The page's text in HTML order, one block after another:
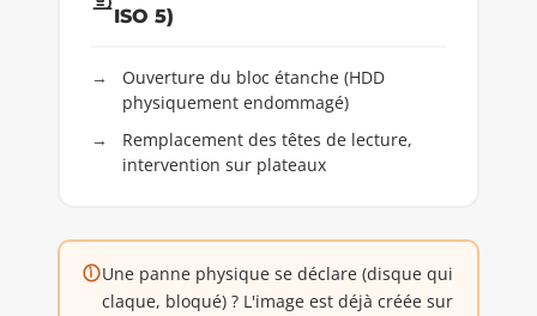
ISO 5)
Ouverture du bloc étanche (HDD
physiquement endommagé)
Remplacement des têtes de lecture,
intervention sur plateaux
Une panne physique se déclare (disque qui
claque, bloqué) ? L'image est déjà créée sur